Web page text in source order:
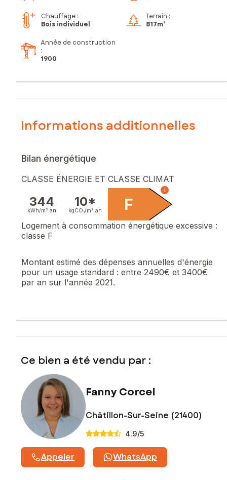
Chauffage :
Bois individuel
Terrain :
817m²
Année de construction
:
1900
Informations additionnelles
Bilan énergétique
CLASSE ÉNERGIE ET CLASSE CLIMAT
344
kWh/m². an
10*
kgCO₂/m². an F
i
Logement à consommation énergétique excessive :
classe F
Montant estimé des dépenses annuelles d'énergie
pour un usage standard : entre 2490€ et 3400€
par an sur l'année 2021.
Ce bien a été vendu par :
Fanny Corcel
Châtillon-Sur-Seine (21400)
4.9/5
Appeler WhatsApp